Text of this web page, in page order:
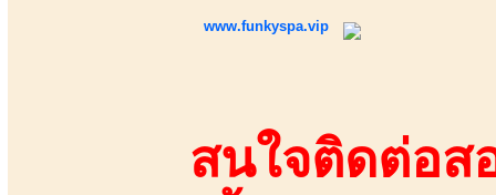
www.funkyspa.vip
สนใจติดต่อส